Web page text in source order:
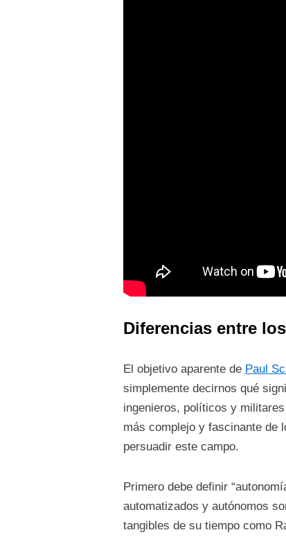
Diferencias entre
El objetivo aparente de Paul
simplemente decirnos qué
ingenieros, políticos y
más complejo y fascinante de
persuadir este campo.
Primero debe definir
automatizados y autónomos
tangibles de su tiempo como